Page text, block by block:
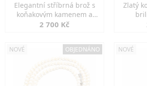
Elegantní stříbrná brož s
koňakovým kamenem a
markazity
2 700 Kč
Zlatý
NOVÉ OBJEDNÁNO NOVÉ